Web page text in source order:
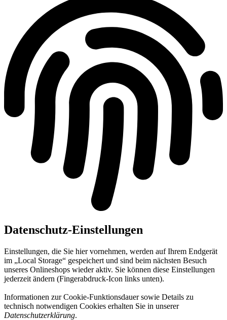
Datenschutz-Einstellungen
Einstellungen, die Sie hier vornehmen, werden auf Ihrem Endgerät
im „Local Storage“ gespeichert und sind beim nächsten Besuch
unseres Onlineshops wieder aktiv. Sie können diese Einstellungen
jederzeit ändern (Fingerabdruck-Icon links unten).
Informationen zur Cookie-Funktionsdauer sowie Details zu
technisch notwendigen Cookies erhalten Sie in unserer
Datenschutzerklärung.